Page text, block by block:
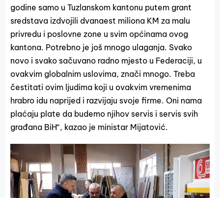
godine samo u Tuzlanskom kantonu putem grant
sredstava izdvojili dvanaest miliona KM za malu
privredu i poslovne zone u svim općinama ovog
kantona. Potrebno je još mnogo ulaganja. Svako
novo i svako sačuvano radno mjesto u Federaciji, u
ovakvim globalnim uslovima, znači mnogo. Treba
čestitati ovim ljudima koji u ovakvim vremenima
hrabro idu naprijed i razvijaju svoje firme. Oni nama
plaćaju plate da budemo njihov servis i servis svih
građana BiH“, kazao je ministar Mijatović.